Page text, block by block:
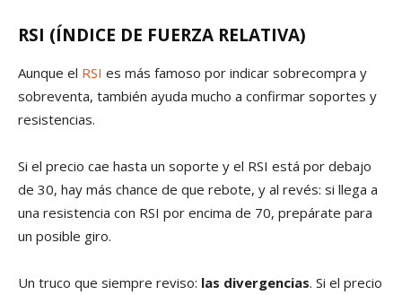
RSI (ÍNDICE DE FUERZA RELATIVA)
Aunque el RSI es más famoso por indicar sobrecompra y
sobreventa, también ayuda mucho a confirmar soportes y
resistencias.
Si el precio cae hasta un soporte y el RSI está por debajo
de 30, hay más chance de que rebote, y al revés: si llega a
una resistencia con RSI por encima de 70, prepárate para
un posible giro.
Un truco que siempre reviso: las divergencias. Si el precio